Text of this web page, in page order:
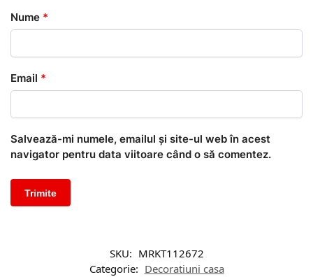
Nume *
Email *
Salvează-mi numele, emailul și site-ul web în acest
navigator pentru data viitoare când o să comentez.
SKU: MRKT112672
Categorie: Decoratiuni casa